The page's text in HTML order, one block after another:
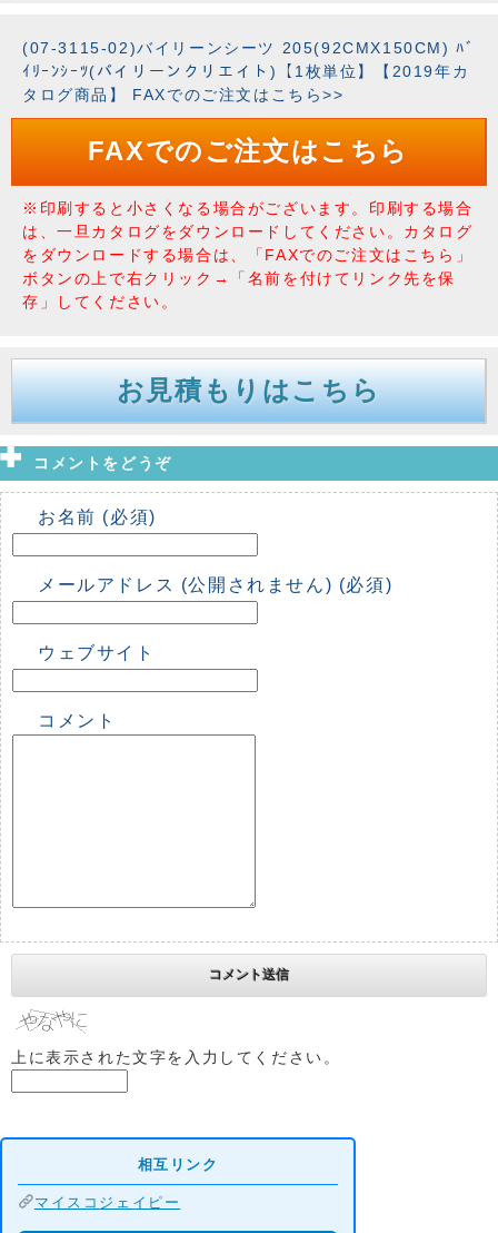
(07-3115-02)バイリーンシーツ 205(92CMX150CM) ﾊﾞ
ｲﾘｰﾝｼｰﾂ(バイリーンクリエイト)【1枚単位】【2019年カ
タログ商品】 FAXでのご注文はこちら>>
FAXでのご注文はこちら
※印刷すると小さくなる場合がございます。印刷する場合
は、一旦カタログをダウンロードしてください。カタログ
をダウンロードする場合は、「FAXでのご注文はこちら」
ボタンの上で右クリック→「名前を付けてリンク先を保
存」してください。
お見積もりはこちら
コメントをどうぞ
お名前 (必須)
メールアドレス (公開されません) (必須)
ウェブサイト
コメント
上に表示された文字を入力してください。
相互リンク
マイスコジェイピー